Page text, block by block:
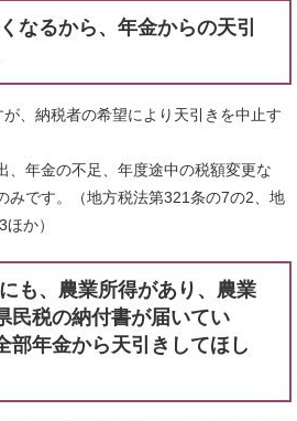
なるから、年金からの天引
、納税者の希望により天引きを中止す
、年金の不足、年度途中の税額変更な
みです。（地方税法第321条の7の2、地
か）
も、農業所得があり、農業
民税の納付書が届いてい
部年金から天引きしてほし